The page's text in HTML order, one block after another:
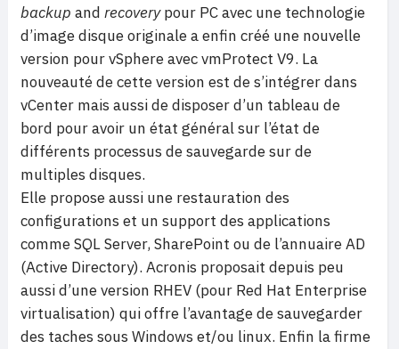
backup and recoverypour PC avec une technologie
d’image disque originale a enfin créé une nouvelle
version pour vSphere avec vmProtect V9. La
nouveauté de cette version est de s’intégrer dans
vCenter mais aussi de disposer d’un tableau de
bord pour avoir un état général sur l’état de
différents processus de sauvegarde sur de
multiples disques.
Elle propose aussi une restauration des
configurations et un support des applications
comme SQL Server, SharePoint ou de l’annuaire AD
(Active Directory). Acronis proposait depuis peu
aussi d’une version RHEV (pour Red Hat Enterprise
virtualisation) qui offre l’avantage de sauvegarder
des taches sous Windows et/ou linux. Enfin la firme